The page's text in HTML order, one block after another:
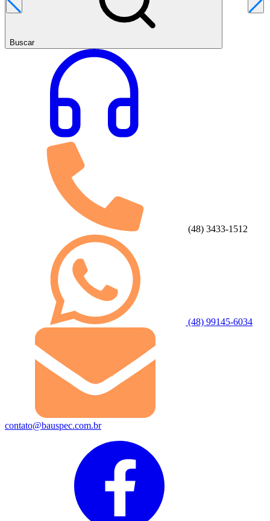
Buscar
(48) 3433-1512
(48) 99145-6034
contato@bauspec.com.br